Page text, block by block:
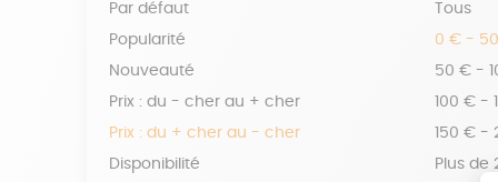
Par défaut
Popularité
Nouveauté
Prix : du - cher au + cher
Prix : du + cher au - cher
Disponibilité
Tous
0 € -
50 € -
100 € -
150 € -
Plus de